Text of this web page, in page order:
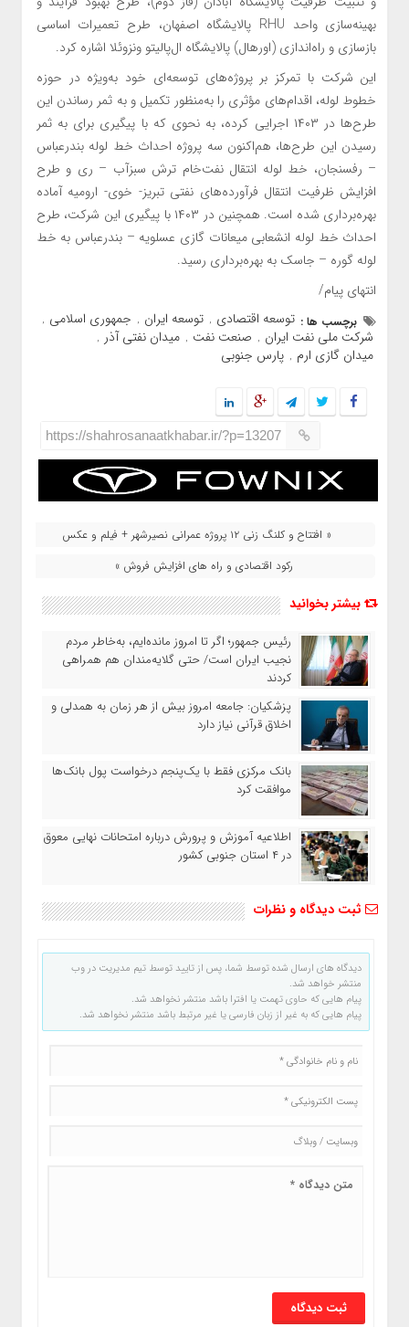
بهینه‌سازی واحد RHU پالایشگاه اصفهان، طرح تعمیرات اساسی
بازسازی و راه‌اندازی (اورهال) پالایشگاه ال‌پالیتو ونزوئلا اشاره کرد.
این شرکت با تمرکز بر پروژه‌های توسعه‌ای خود به‌ویژه در حوزه
خطوط لوله، اقدام‌های مؤثری را به‌منظور تکمیل و به ثمر رساندن این
طرح‌ها در ۱۴۰۳ اجرایی کرده، به‌ نحوی که با پیگیری برای به ثمر
رسیدن این طرح‌ها، هم‌اکنون سه پروژه احداث خط لوله بندرعباس
– رفسنجان، خط لوله انتقال نفت‌خام ترش سبزآب – ری و طرح
افزایش ظرفیت انتقال فرآورده‌های نفتی تبریز- خوی- ارومیه آماده
بهره‌برداری شده است. همچنین در ۱۴۰۳ با پیگیری این شرکت، طرح
احداث خط لوله انشعابی میعانات گازی عسلویه – بندرعباس به خط
لوله گوره‌ – جاسک به بهره‌برداری رسید.
انتهای پیام/
برچسب ها : توسعه اقتصادی , توسعه ایران , جمهوری اسلامی ,
شرکت ملی نفت ایران , صنعت نفت , میدان نفتی آذر ,
میدان گازی ارم , پارس جنوبی
https://shahrosanaatkhabar.ir/?p=13207
« افتتاح و کلنگ زنی ۱۲ پروژه عمرانی نصیرشهر + فیلم و عکس
رکود اقتصادی و راه های افزایش فروش »
بیشتر بخوانید
رئیس‌ جمهور؛ اگر تا امروز مانده‌ایم، به‌خاطر مردم
نجیب ایران است/ حتی گلایه‌مندان هم همراهی
کردند
پزشکیان: جامعه امروز بیش از هر زمان به همدلی و
اخلاق قرآنی نیاز دارد
بانک مرکزی فقط با یک‌‎پنجم درخواست پول بانک‌ها
موافقت کرد
اطلاعیه آموزش و پرورش درباره امتحانات نهایی معوق
در ۴ استان جنوبی کشور
ثبت دیدگاه و نظرات
دیدگاه های ارسال شده توسط شما، پس از تایید توسط تیم مدیریت در وب
منتشر خواهد شد.
پیام هایی که حاوی تهمت یا افترا باشد منتشر نخواهد شد.
پیام هایی که به غیر از زبان فارسی یا غیر مرتبط باشد منتشر نخواهد شد.